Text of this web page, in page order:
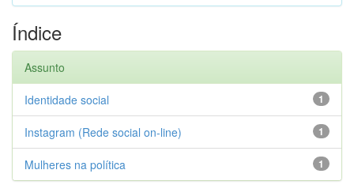
Índice
Assunto
1
Identidade social
1
Instagram (Rede social on-line)
1
Mulheres na política